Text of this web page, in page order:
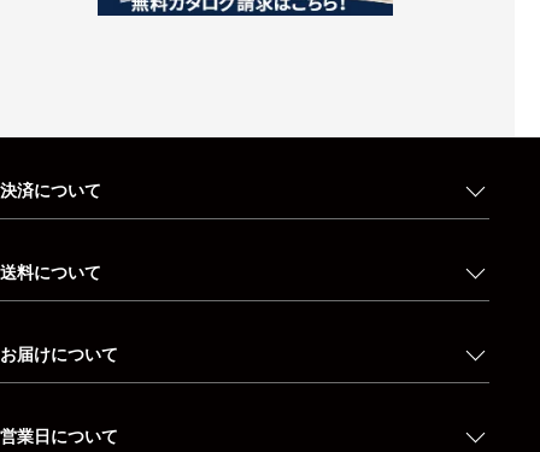
決済について
送料について
お届けについて
営業日について